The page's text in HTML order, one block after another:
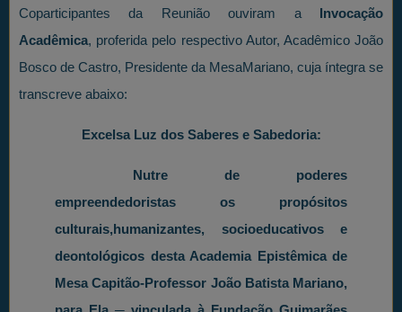
Coparticipantes da Reunião ouviram a Invocação
Acadêmica, proferida pelo respectivo Autor, Acadêmico João
Bosco de Castro, Presidente da MesaMariano, cuja íntegra se
transcreve abaixo:
Excelsa Luz dos Saberes e Sabedoria:
Nutre de poderes
empreendedoristas os propósitos
culturais,humanizantes, socioeducativos e
deontológicos desta Academia Epistêmica de
Mesa Capitão-Professor João Batista Mariano,